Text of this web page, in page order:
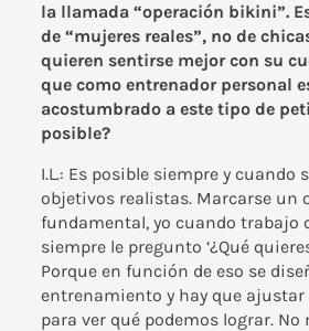
la llamada “operación bikini”.
de “mujeres reales”, no de
quieren sentirse mejor con su
que como entrenador personal
acostumbrado a este tipo de
posible?
I.L.: Es posible siempre y cuando
objetivos realistas. Marcarse un
fundamental, yo cuando trabajo
siempre le pregunto ‘¿Qué
Porque en función de eso se
entrenamiento y hay que
para ver qué podemos lograr. No